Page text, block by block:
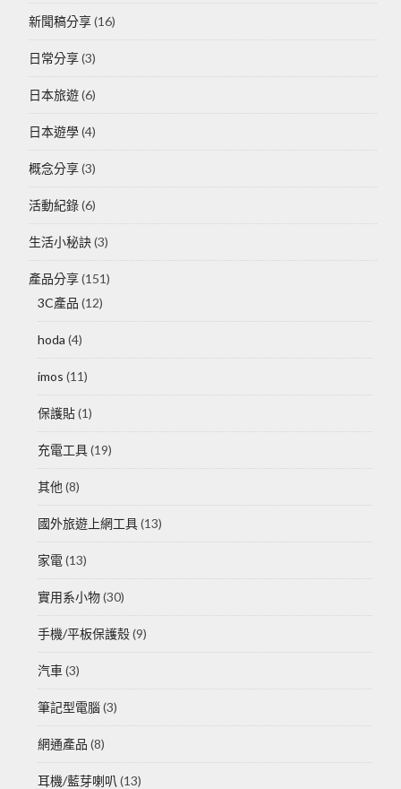
新聞稿分享(16)
日常分享(3)
日本旅遊(6)
日本遊學(4)
概念分享(3)
活動紀錄(6)
生活小秘訣(3)
產品分享(151)
3C產品 (12)
hoda (4)
imos (11)
保護貼(1)
充電工具(19)
其他 (8)
國外旅遊上網工具(13)
家電 (13)
實用系小物(30)
手機/平板保護殼(9)
汽車 (3)
筆記型電腦(3)
網通產品 (8)
耳機/藍芽喇叭 (13)